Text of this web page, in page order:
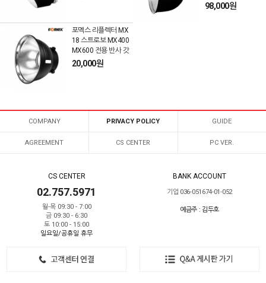
98,000원
포멕스 리플렉터 MX
18 스트로보 MX400
MX600 전용 반사 갓
20,000원
COMPANY PRIVACY POLICY GUIDE
AGREEMENT CS CENTER PC VER.
CS CENTER
02.757.5971
월-목 09:30 - 7:00
금 09:30 - 6:30
토 10:00 - 15:00
일요일/공휴일 휴무
BANK ACCOUNT
기업 036-051674-01-052
예금주 : 김두호